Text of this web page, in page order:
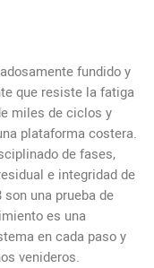
fundido y
que resiste la fatiga
miles de ciclos y
plataforma costera.
de fases,
e integridad de
una prueba de
es una
en cada paso y
venideros.